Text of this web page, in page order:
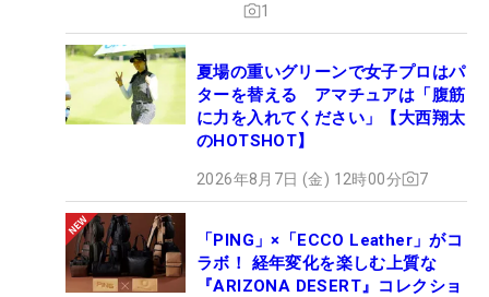
1
夏場の重いグリーンで女子プロはパ
ターを替える アマチュアは「腹筋
に力を入れてください」【大西翔太
のHOTSHOT】
2026年8月7日 (金) 12時00分 7
「PING」×「ECCO Leather」がコ
ラボ！ 経年変化を楽しむ上質な
『ARIZONA DESERT』コレクショ